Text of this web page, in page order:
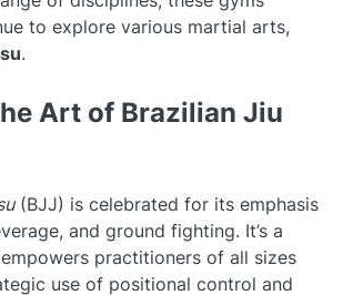
to explore various martial arts,
.
Art of Brazilian Jiu
(BJJ) is celebrated for its emphasis
and ground fighting. It’s a
practitioners of all sizes
use of positional control and